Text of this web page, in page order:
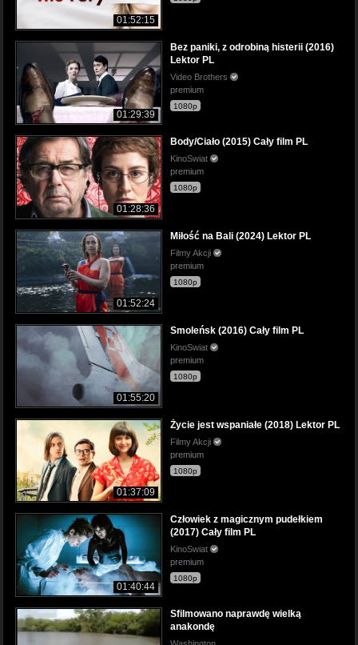
01:52:15
01:29:39
Bez paniki, z odrobiną histerii (2016)
Lektor PL
Video Brothers
premium
1080p
01:28:36
Body/Ciało (2015) Cały film PL
KinoSwiat
premium
1080p
01:52:24
Miłość na Bali (2024) Lektor PL
Filmy Akcji
premium
1080p
01:55:20
Smoleńsk (2016) Cały film PL
KinoSwiat
premium
1080p
01:37:09
Życie jest wspaniałe (2018) Lektor PL
Filmy Akcji
premium
1080p
01:40:44
Człowiek z magicznym pudełkiem
(2017) Cały film PL
KinoSwiat
premium
1080p
Sfilmowano naprawdę wielką
anakondę